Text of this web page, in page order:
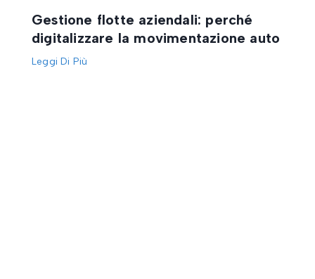
Gestione flotte aziendali: perché
digitalizzare la movimentazione auto
Leggi Di Più